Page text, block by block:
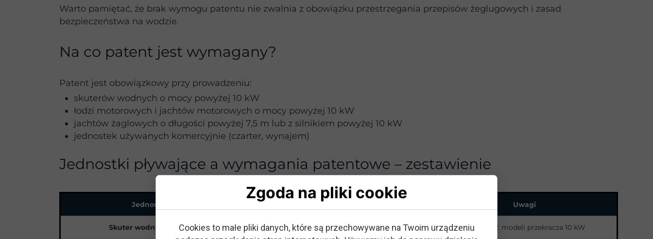
Warto pamiętać, że brak wymogu patentu nie zwalnia z obowiązku przestrzegania przepisów żeglugowych i zasad
bezpieczeństwa na wodzie.
Na co patent jest wymagany?
Patent jest obowiązkowy przy prowadzeniu:
skuterów wodnych o mocy powyżej 10 kW
łodzi motorowych i jachtów motorowych o mocy powyżej 10 kW
jachtów żaglowych o długości powyżej 7,5 m lub z silnikiem powyżej 10 kW
jednostek używanych komercyjnie (czarter, wynajem)
Jednostki pływające a wymagania patentowe – zestawienie
Jednostka Patent wymagany? Uwagi
Skuter wodny (typowy) Tak Większość modeli przekracza 10 kW
Zgoda na pliki cookie
Cookies to małe pliki danych, które są przechowywane na Twoim urządzeniu